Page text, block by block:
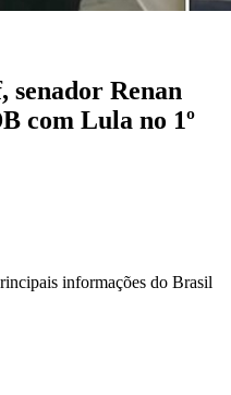
senador Renan
com Lula no 1º
informações do Brasil